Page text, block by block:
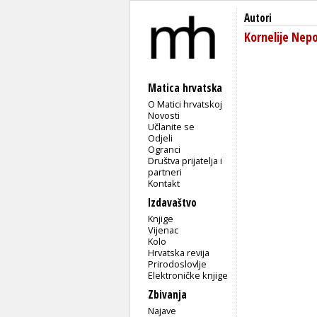
Matica hrvatska
O Matici hrvatskoj
Novosti
Učlanite se
Odjeli
Ogranci
Društva prijatelja i
partneri
Kontakt
Izdavaštvo
Knjige
Vijenac
Kolo
Hrvatska revija
Prirodoslovlje
Elektroničke knjige
Zbivanja
Najave
Autori
Kornelije